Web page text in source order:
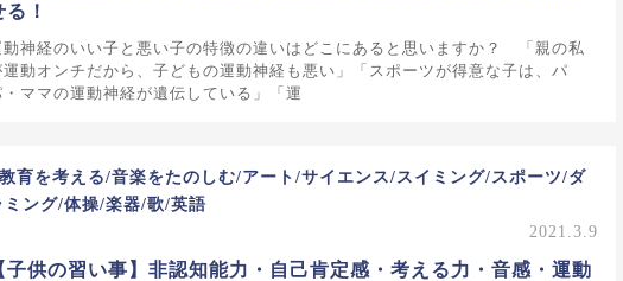
る！
動神経のいい子と悪い子の特徴の違いはどこにあると思いますか？ 「親の私
運動オンチだから、子どもの運動神経も悪い」「スポーツが得意な子は、パ
・ママの運動神経が遺伝している」「運
育を考える/音楽をたのしむ/アート/サイエンス/スイミング/スポーツ/ダ
ング/体操/楽器/歌/英語
2021.3.9
子供の習い事】非認知能力・自己肯定感・考える力・音感・運動